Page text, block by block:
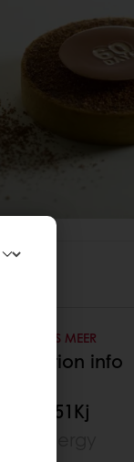
LEES MEER
Nutrition info
251Kj